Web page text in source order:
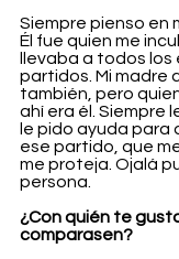
Siempre pienso en
Él fue quien me
llevaba a todos
partidos. Mi madre
también, pero
ahí era él. Siempre
le pido ayuda para
ese partido, que
me proteja. Ojalá
persona.
¿Con quién te
comparasen?